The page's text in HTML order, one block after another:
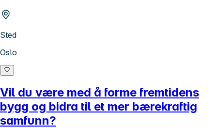
Sted
Oslo
Vil du være med å forme fremtidens
bygg og bidra til et mer bærekraftig
samfunn?